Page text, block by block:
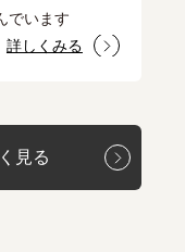
でいます
詳しくみる
見る